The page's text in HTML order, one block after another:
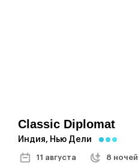
Classic Diplomat
Индия, Нью Дели
11 августа 8 ночей